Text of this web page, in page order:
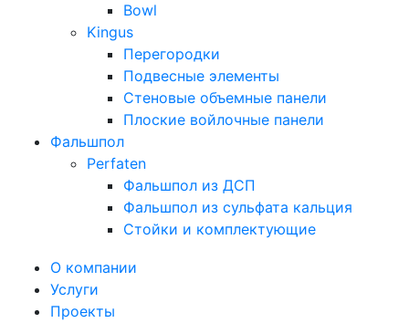
Bowl
Kingus
Перегородки
Подвесные элементы
Стеновые объемные панели
Плоские войлочные панели
Фальшпол
Perfaten
Фальшпол из ДСП
Фальшпол из сульфата кальция
Стойки и комплектующие
О компании
Услуги
Проекты